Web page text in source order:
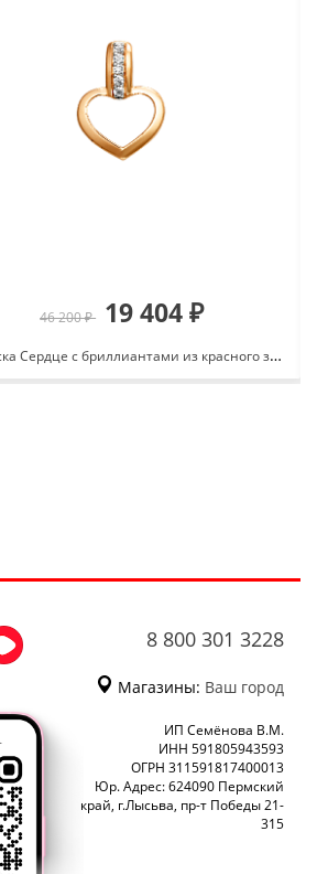
46 200 ₽ 19 404 ₽
Подвеска Сердце с бриллиантами из красного золота 585 с родированием 100368-1502
8 800 301 3228
Магазины: Ваш город
ИП Семёнова В.М.
ИНН 591805943593
ОГРН 311591817400013
Юр. Адрес: 624090 Пермский
край, г.Лысьва, пр-т Победы 21-
315